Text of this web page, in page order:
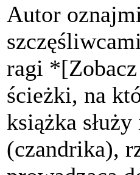
Autor
ragi
ścieżki, na
książka
(czandrika),